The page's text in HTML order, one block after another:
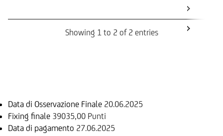
Showing 1 to 2 of 2 entries
Data di Osservazione Finale 20.06.2025
Fixing finale 39035,00 Punti
Data di pagamento 27.06.2025